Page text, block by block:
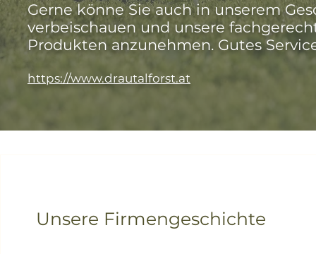
Gerne könne Sie auch in unserem
verbeischauen und unsere
Produkten anzunehmen. Gutes
https://www.drautalforst.at
Unsere Firmengeschichte